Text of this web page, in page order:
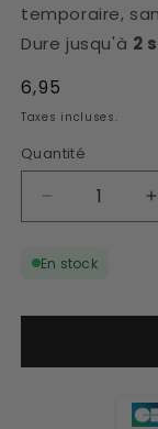
temporaire,
Dure jusqu'à 2
Prix
habituel
6,95
Taxes incluses.
Quantité
Réduire
la
de
temporaire
En stock